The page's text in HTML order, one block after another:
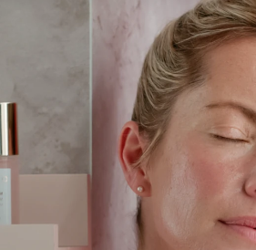
FAQ™ Pure Beauty-Tech Elixir
BREAKING NEWS
issa™ Teeth Whitening Set
Deutsch
Italiano
Svenska
简体中文